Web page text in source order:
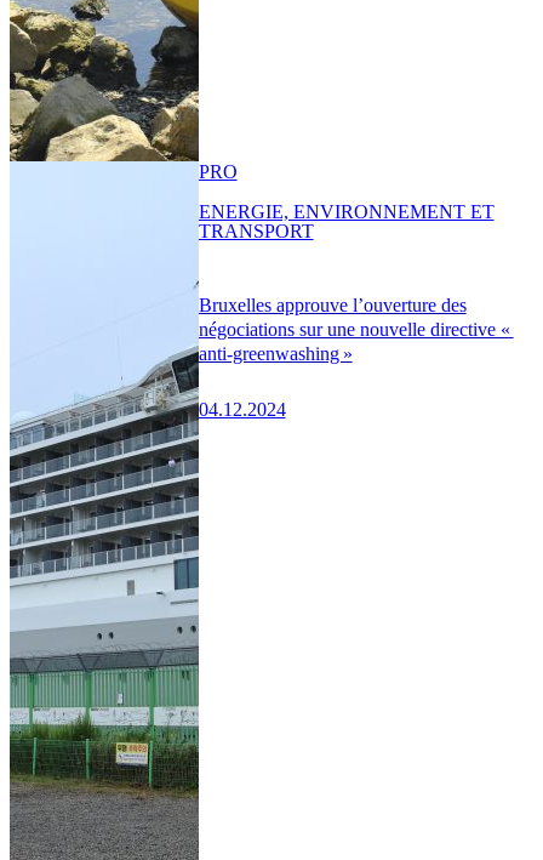
Bruxelles approuve l’ouverture des
négociations sur une nouvelle directive «
anti-greenwashing »
04.12.2024
PRO
ENERGIE, ENVIRONNEMENT ET
TRANSPORT